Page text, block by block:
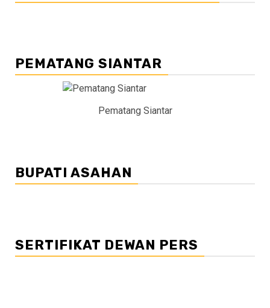
PEMATANG SIANTAR
Pematang Siantar
BUPATI ASAHAN
SERTIFIKAT DEWAN PERS